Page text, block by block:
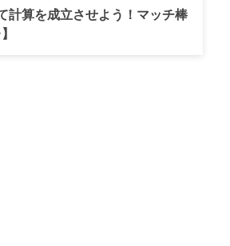
ーパンダは普通、雨に濡れるのを
ッチーは真逆なんです。雨が降る
計算を成立させよう！マッチ棒